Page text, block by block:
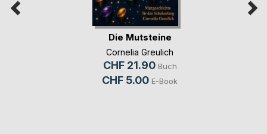
Die Mutsteine
Cornelia Greulich
CHF 21.90 Buch
CHF 5.00 E-Book